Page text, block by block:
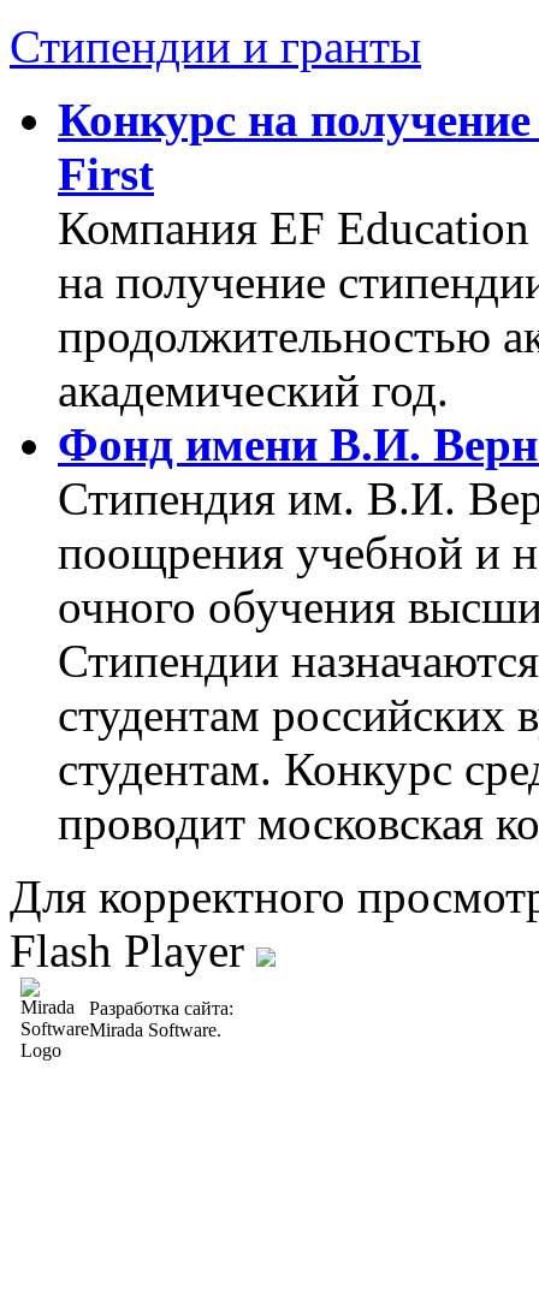
Стипендии и гранты
Конкурс на
First
Компания EF Education
на получение
продолжительностью
академический год.
Фонд имени В.И.
Стипендия им. В.И.
поощрения учебной и
очного обучения
Стипендии
студентам российских
студентам. Конкурс
проводит московская
Для корректного
Flash Player
Разработка сайта:
Mirada Software.